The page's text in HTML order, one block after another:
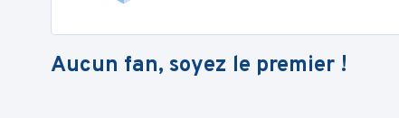
Aucun fan, soyez le premier !